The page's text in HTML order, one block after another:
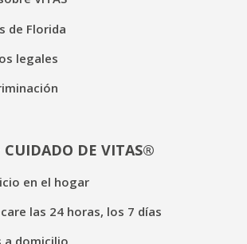
de Florida
legales
CUIDADO DE VITAS®
en el hogar
las 24 horas, los 7 días